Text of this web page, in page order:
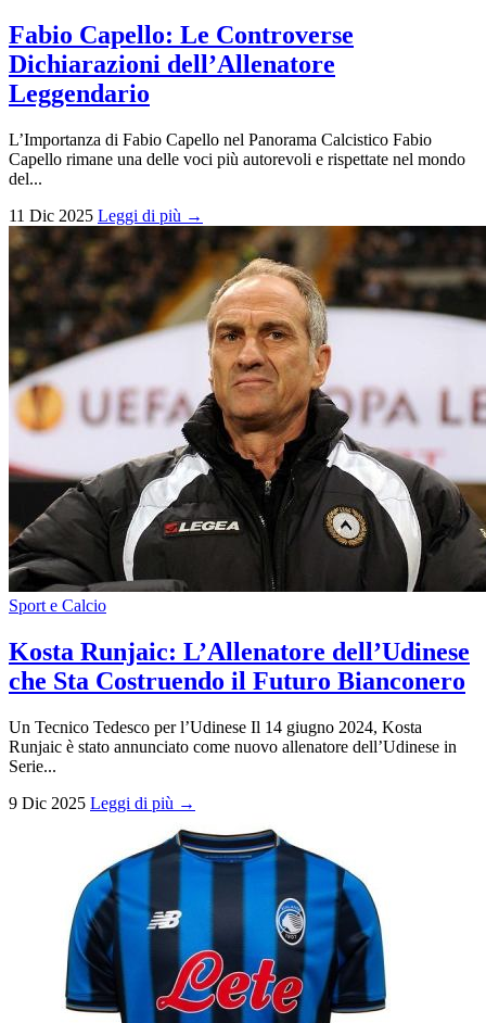
Fabio Capello: Le Controverse
Dichiarazioni dell’Allenatore
Leggendario
L’Importanza di Fabio Capello nel Panorama Calcistico Fabio
Capello rimane una delle voci più autorevoli e rispettate nel mondo
del...
11 Dic 2025 Leggi di più →
Sport e Calcio
Kosta Runjaic: L’Allenatore dell’Udinese
che Sta Costruendo il Futuro Bianconero
Un Tecnico Tedesco per l’Udinese Il 14 giugno 2024, Kosta
Runjaic è stato annunciato come nuovo allenatore dell’Udinese in
Serie...
9 Dic 2025 Leggi di più →